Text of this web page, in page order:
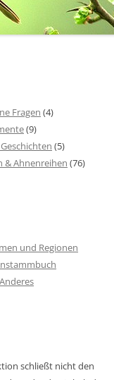
Fragen (4)
(9)
(5)
& Ahnenreihen (76)
und Regionen
schließt nicht den